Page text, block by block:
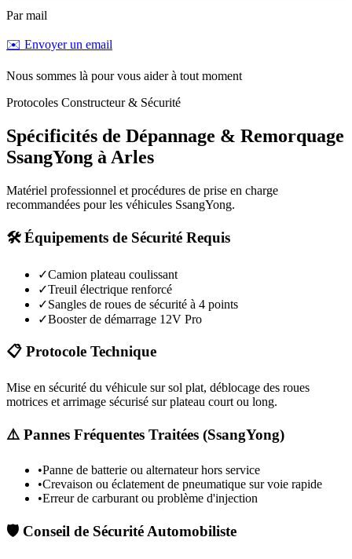
Par mail
✉️ Envoyer un email
Nous sommes là pour vous aider à tout moment
Protocoles Constructeur & Sécurité
Spécificités de Dépannage & Remorquage
SsangYong à Arles
Matériel professionnel et procédures de prise en charge
recommandées pour les véhicules SsangYong.
🛠️ Équipements de Sécurité Requis
✓Camion plateau coulissant
✓Treuil électrique renforcé
✓Sangles de roues de sécurité à 4 points
✓Booster de démarrage 12V Pro
📋 Protocole Technique
Mise en sécurité du véhicule sur sol plat, déblocage des roues
motrices et arrimage sécurisé sur plateau court ou long.
⚠️ Pannes Fréquentes Traitées (SsangYong)
•Panne de batterie ou alternateur hors service
•Crevaison ou éclatement de pneumatique sur voie rapide
•Erreur de carburant ou problème d'injection
🛡️ Conseil de Sécurité Automobiliste